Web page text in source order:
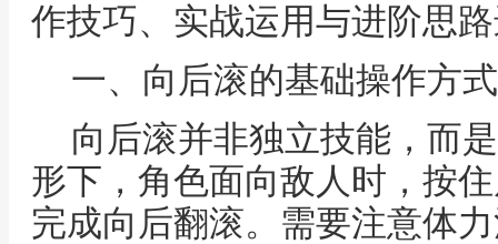
作技巧、实战运用与进阶思
一、向后滚的基础操作方式
向后滚并非独立技能，而
形下，角色面向敌人时，按
完成向后翻滚。需要注意体